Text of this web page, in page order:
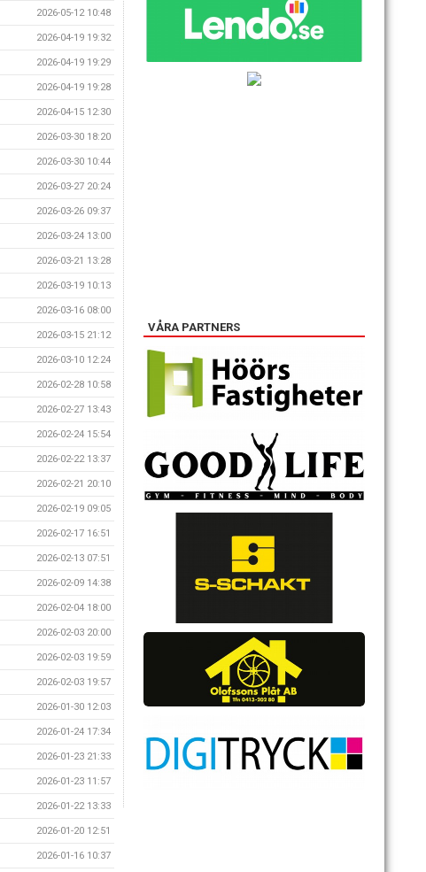
2026-05-12 10:48
2026-04-19 19:32
2026-04-19 19:29
2026-04-19 19:28
2026-04-15 12:30
2026-03-30 18:20
2026-03-30 10:44
2026-03-27 20:24
2026-03-26 09:37
2026-03-24 13:00
2026-03-21 13:28
2026-03-19 10:13
2026-03-16 08:00
2026-03-15 21:12
2026-03-10 12:24
2026-02-28 10:58
2026-02-27 13:43
2026-02-24 15:54
2026-02-22 13:37
2026-02-21 20:10
2026-02-19 09:05
2026-02-17 16:51
2026-02-13 07:51
2026-02-09 14:38
2026-02-04 18:00
2026-02-03 20:00
2026-02-03 19:59
2026-02-03 19:57
2026-01-30 12:03
2026-01-24 17:34
2026-01-23 21:33
2026-01-23 11:57
2026-01-22 13:33
2026-01-20 12:51
2026-01-16 10:37
VÅRA PARTNERS